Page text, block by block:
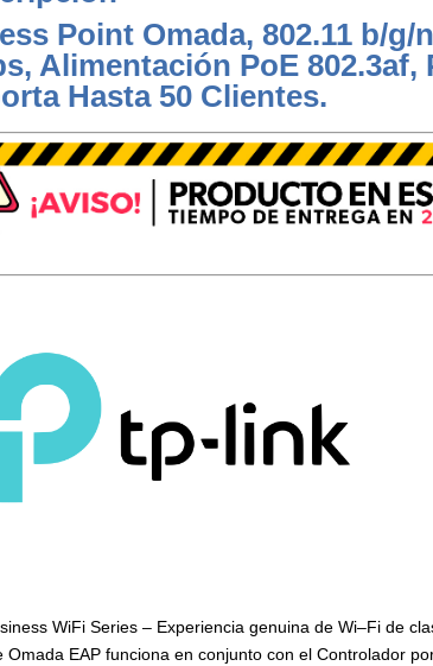
Point Omada, 802.11 b/g/
Alimentación PoE 802.3af,
Hasta 50 Clientes.
WiFi Series – Experiencia genuina de Wi–Fi de
Omada EAP funciona en conjunto con el Controlador